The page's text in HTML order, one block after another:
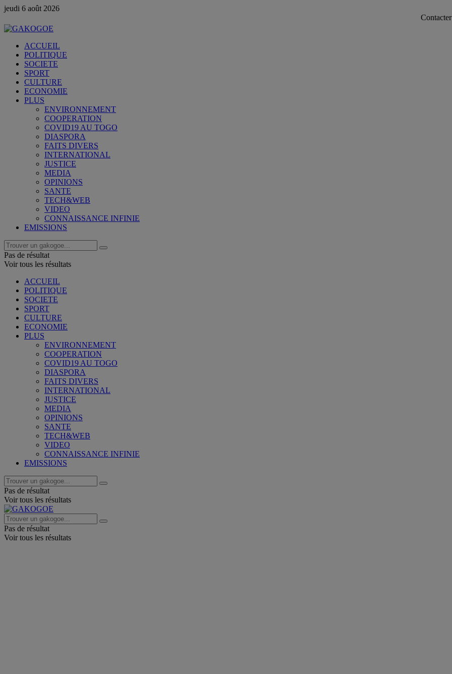
jeudi 6 août 2026
Contacter notre
ACCUEIL
POLITIQUE
SOCIETE
SPORT
CULTURE
ECONOMIE
PLUS
ENVIRONNEMENT
COOPERATION
COVID19 AU TOGO
DIASPORA
FAITS DIVERS
INTERNATIONAL
JUSTICE
MEDIA
OPINIONS
SANTE
TECH&WEB
VIDEO
CONNAISSANCE INFINIE
EMISSIONS
Pas de résultat
Voir tous les résultats
ACCUEIL
POLITIQUE
SOCIETE
SPORT
CULTURE
ECONOMIE
PLUS
ENVIRONNEMENT
COOPERATION
COVID19 AU TOGO
DIASPORA
FAITS DIVERS
INTERNATIONAL
JUSTICE
MEDIA
OPINIONS
SANTE
TECH&WEB
VIDEO
CONNAISSANCE INFINIE
EMISSIONS
Pas de résultat
Voir tous les résultats
Pas de résultat
Voir tous les résultats